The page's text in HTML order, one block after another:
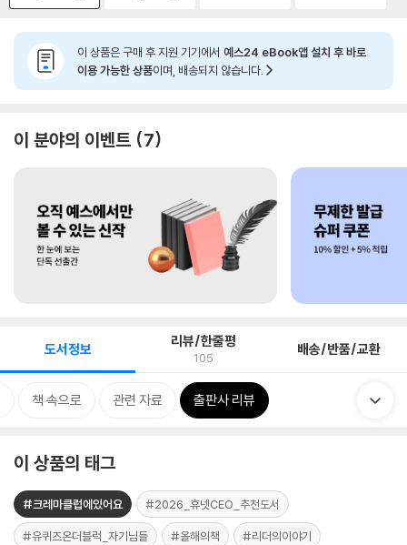
이 상품은 구매 후 지원 기기에서 예스24 eBook앱 설치 후 바로
이용 가능한 상품이며, 배송되지 않습니다.
이 분야의 이벤트 7
도서정보 리뷰/한줄평
105 배송/반품/교환
책 속으로 관련 자료 출판사 리뷰
이 상품의 태그
#크레마클럽에있어요 #2026_휴넷CEO_추천도서
#유퀴즈온더블럭_자기님들 #올해의책 #리더의이야기